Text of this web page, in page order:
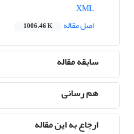
اصل مقاله
1006.46 K
سابقه مقاله
هم رسانی
ارجاع به این مقاله